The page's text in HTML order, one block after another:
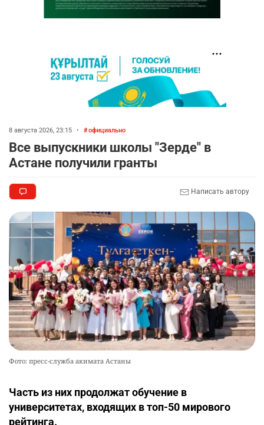
8 августа 2026, 23:15 • официально
Все выпускники школы "Зерде" в
Астане получили гранты
Написать автору
Фото: пресс-служба акимата Астаны
Часть из них продолжат обучение в
университетах, входящих в топ-50 мирового
рейтинга.